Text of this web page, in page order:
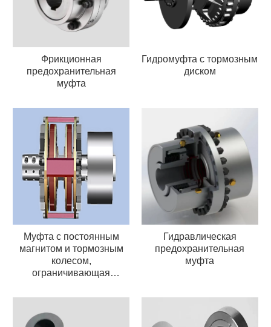
Фрикционная
предохранительная
муфта
Гидромуфта с тормозным
диском
Муфта с постоянным
магнитом и тормозным
колесом,
ограничивающая
Гидравлическая
предохранительная
муфта